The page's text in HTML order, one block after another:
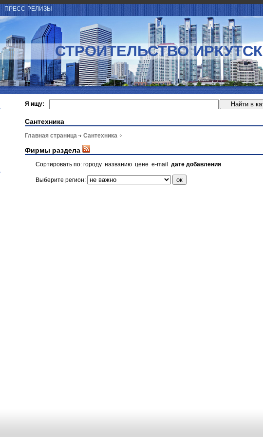
ПРЕСС-РЕЛИЗЫ
СТРОИТЕЛЬСТВО ИРКУТСК
Я ищу:
Сантехника
Главная страница Сантехника
Фирмы раздела
Сортировать по: городу названию цене e-mail дате добавления
Выберите регион: